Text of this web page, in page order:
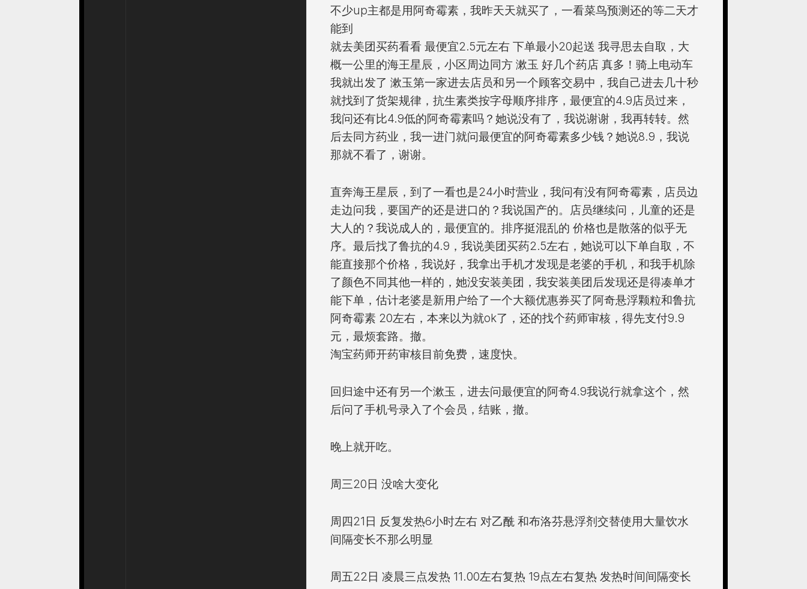
不少up主都是用阿奇霉素，我昨天天就买了，一看菜鸟预测还的等二天才
能到
就去美团买药看看 最便宜2.5元左右 下单最小20起送 我寻思去自取，大
概一公里的海王星辰，小区周边同方 漱玉 好几个药店 真多！骑上电动车
我就出发了 漱玉第一家进去店员和另一个顾客交易中，我自己进去几十秒
就找到了货架规律，抗生素类按字母顺序排序，最便宜的4.9店员过来，
我问还有比4.9低的阿奇霉素吗？她说没有了，我说谢谢，我再转转。然
后去同方药业，我一进门就问最便宜的阿奇霉素多少钱？她说8.9，我说
那就不看了，谢谢。
直奔海王星辰，到了一看也是24小时营业，我问有没有阿奇霉素，店员边
走边问我，要国产的还是进口的？我说国产的。店员继续问，儿童的还是
大人的？我说成人的，最便宜的。排序挺混乱的 价格也是散落的似乎无
序。最后找了鲁抗的4.9，我说美团买药2.5左右，她说可以下单自取，不
能直接那个价格，我说好，我拿出手机才发现是老婆的手机，和我手机除
了颜色不同其他一样的，她没安装美团，我安装美团后发现还是得凑单才
能下单，估计老婆是新用户给了一个大额优惠券买了阿奇悬浮颗粒和鲁抗
阿奇霉素 20左右，本来以为就ok了，还的找个药师审核，得先支付9.9
元，最烦套路。撤。
淘宝药师开药审核目前免费，速度快。
回归途中还有另一个漱玉，进去问最便宜的阿奇4.9我说行就拿这个，然
后问了手机号录入了个会员，结账，撤。
晚上就开吃。
周三20日 没啥大变化
周四21日 反复发热6小时左右 对乙酰 和布洛芬悬浮剂交替使用大量饮水
间隔变长不那么明显
周五22日 凌晨三点发热 11.00左右复热 19点左右复热 发热时间间隔变长